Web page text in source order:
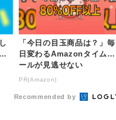
「今日の目玉商品は？」毎
日変わるAmazonタイムセ
ールが見逃せない
PR(Amazon)
Recommended by